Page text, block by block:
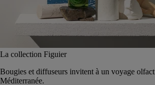
La collection Figuier
Bougies et diffuseurs invitent à un voyage
Méditerranée.